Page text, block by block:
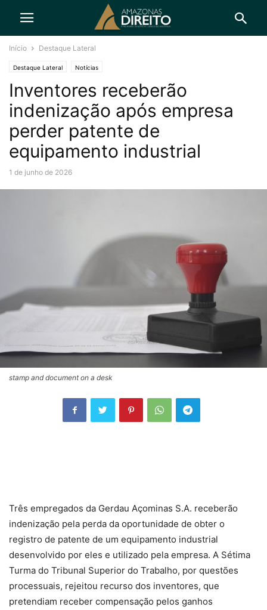
Início Destaque Lateral
Destaque Lateral Notícias
Inventores receberão
indenização após empresa
perder patente de
equipamento industrial
1 de junho de 2026
stamp and document on a desk
Três empregados da Gerdau Açominas S.A. receberão
indenização pela perda da oportunidade de obter o
registro de patente de um equipamento industrial
desenvolvido por eles e utilizado pela empresa. A Sétima
Turma do Tribunal Superior do Trabalho, por questões
processuais, rejeitou recurso dos inventores, que
pretendiam receber compensação pelos ganhos